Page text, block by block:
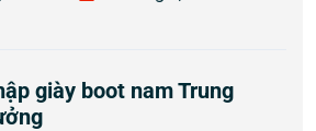
giày boot nam Trung